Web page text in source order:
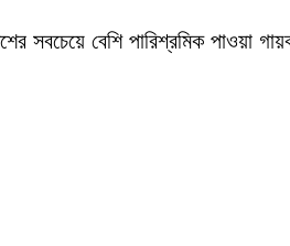
সবচেয়ে বেশি পারিশ্রমিক পাওয়া